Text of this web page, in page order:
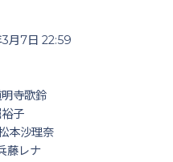
月7日 22:59
寺歌鈴
子
本沙理奈
藤レナ